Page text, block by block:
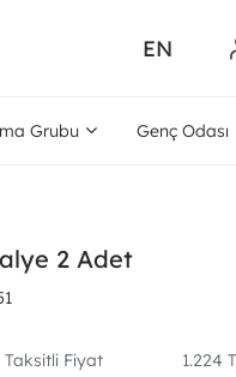
EN
Grubu Genç Odası
2 Adet
Taksitli Fiyat
1.224